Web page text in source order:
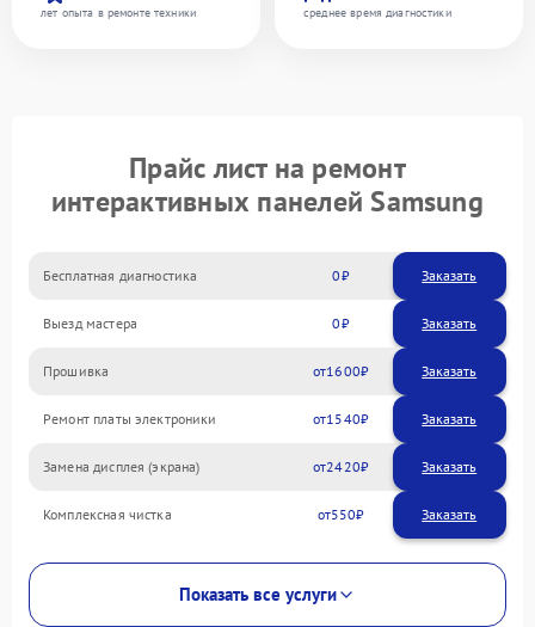
лет опыта в ремонте техники
среднее время диагностики
Прайс лист на ремонт
интерактивных панелей Samsung
Бесплатная диагностика 0 Заказать
Выезд мастера 0 Заказать
Прошивка 1600
Ремонт платы электроники 1540
Замена дисплея (экрана) 2420
Комплексная чистка 550
Показать все услуги